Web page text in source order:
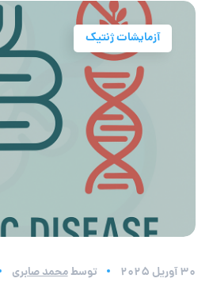
آزمایشات ژنتیک
30 آوریل 2025 توسطمحمد صابری